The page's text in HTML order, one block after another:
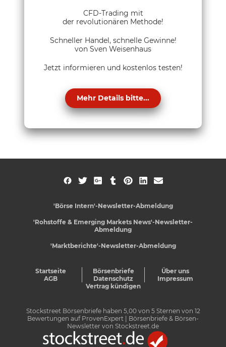
CFD-Trading mit
der revolutionären Methode!
Schneller Handel, schnelle Gewinne!
von Sven Weisenhaus
Jetzt informieren und kostenlos testen!
Mehr Details bitte...
'Börse Intern'-Newsletter-Abmeldung
'Rohstoffe & Emerging Markets News'-Newsletter-
Abmeldung
'Marktberichte'-Newsletter-Abmeldung
Startseite Börsenbriefe
Über uns
AGB
Datenschutz
Impressum
Vertrag kündigen
Stockstreet Börsenbriefe haben 5,00von 5Sternen von 12
Bewertungen auf ProvenExpert
| Börsenbriefe & Börsen-
Newsletter von Stockstreet.de